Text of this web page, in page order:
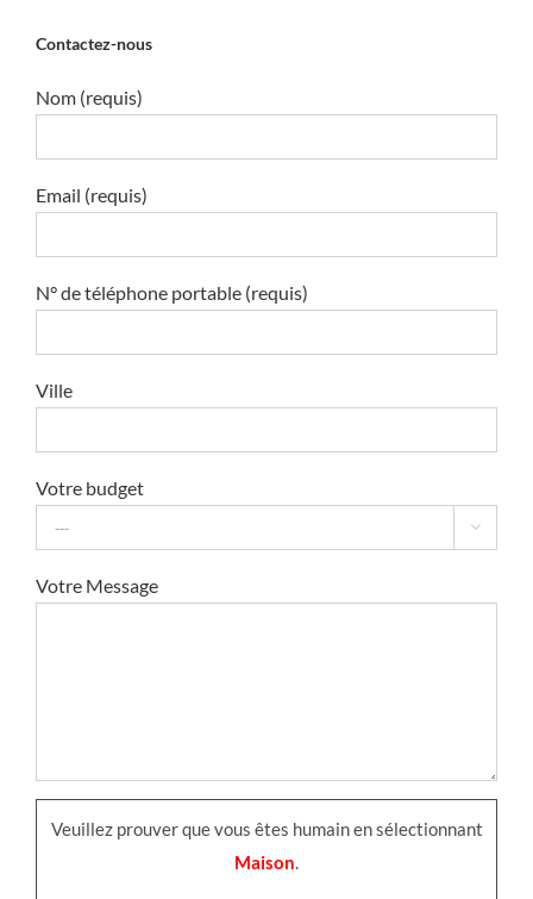
Contactez-nous
Nom (requis)
Email (requis)
N° de téléphone portable (requis)
Ville
Votre budget

Votre Message
Veuillez prouver que vous êtes humain en sélectionnant
Maison.